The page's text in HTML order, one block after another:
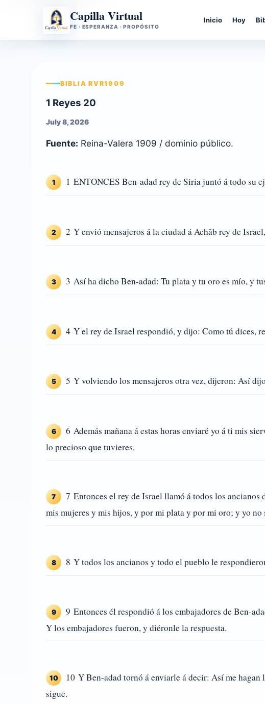
Capilla Virtual
FE · ESPERANZA · PROPÓSITO
Inicio Hoy
BIBLIA RVR1909
1 Reyes 20
July 8, 2026
Fuente: Reina-Valera 1909 / dominio público.
1 1 ENTONCES Ben-adad rey de Siria juntó á todo su
2 2 Y envió mensajeros á la ciudad á Achâb rey de
3 3 Así ha dicho Ben-adad: Tu plata y tu oro es mío, y
4 4 Y el rey de Israel respondió, y dijo: Como tú dices,
5 5 Y volviendo los mensajeros otra vez, dijeron: Así
6
6 Además mañana á estas horas enviaré yo á ti mis
lo precioso que tuvieres.
7
7 Entonces el rey de Israel llamó á todos los
mis mujeres y mis hijos, y por mi plata y por mi oro; y yo no
8 8 Y todos los ancianos y todo el pueblo le
9
9 Entonces él respondió á los embajadores de Ben-
Y los embajadores fueron, y diéronle la respuesta.
10
10 Y Ben-adad tornó á enviarle á decir: Así me hagan
sigue.